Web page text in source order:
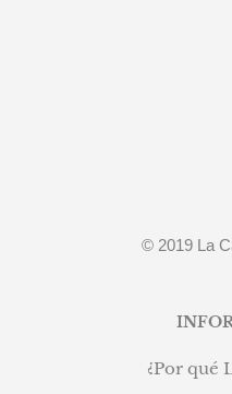
© 2019 La
¿Por qué